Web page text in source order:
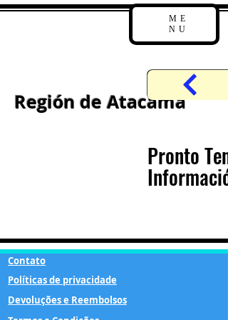
ME
NU
Región de Atacama
Pronto
Devoluções e Reembolsos
Políticas de privacidade
Contato